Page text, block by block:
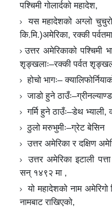
पश्चिमी गोलार्दको महादेश,
यस महादेशको अग्लो
कि.मि.)अमेरिका, रक्की
उत्तर अमेरिकाको पश्चिमी
शृङ्खलाः–रक्की पर्वत
होचो भागः–
जाडो हुने ठाउँः–ग्रीनल्याण्ड
गर्मि हुने ठाउँः–डेथ भ्याली,
ठुलो मरुभुमीः–ग्रेट बेसिन
उत्तर अमेरिका र दक्षिण
उत्तर अमेरिका इटाली
सन् १४९२ मा ,
यो महादेशको नाम अमेरिगो
नामबाट राखिएको,